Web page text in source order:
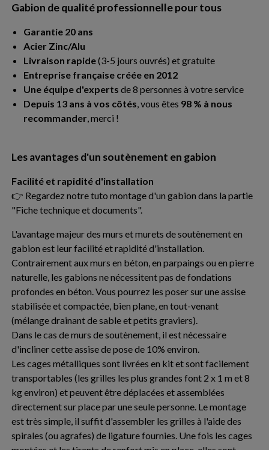
Gabion de qualité professionnelle pour tous
Garantie 20 ans
Acier Zinc/Alu
Livraison rapide(3-5 jours ouvrés) et gratuite
Entreprise française créée en 2012
Une équipe d'experts de 8 personnes à votre service
Depuis 13 ans à vos côtés, vous êtes 98 % à nous
recommander, merci !
Les avantages d'un soutènement en gabion
Facilité et rapidité d'installation
👉 Regardez notre tuto montage d'un gabion dans la partie
"Fiche technique et documents".
L'avantage majeur des murs et murets de soutènement en
gabion est leur facilité et rapidité d'installation.
Contrairement aux murs en béton, en parpaings ou en pierre
naturelle, les gabions ne nécessitent pas de fondations
profondes en béton. Vous pourrez les poser sur une assise
stabilisée et compactée, bien plane, en tout-venant
(mélange drainant de sable et petits graviers).
Dans le cas de murs de soutènement, il est nécessaire
d'incliner cette assise de pose de 10% environ.
Les cages métalliques sont livrées en kit et sont facilement
transportables (les grilles les plus grandes font 2 x 1 m et 8
kg environ) et peuvent être déplacées et assemblées
directement sur place par une seule personne. Le montage
est très simple, il suffit d'assembler les grilles à l'aide des
spirales (ou agrafes) de ligature fournies. Une fois les cages